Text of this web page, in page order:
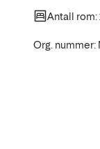
Antall rom:
Org. nummer: